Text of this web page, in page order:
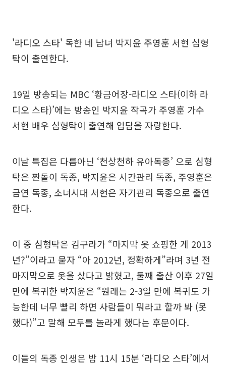
'라디오 스타' 독한 네 남녀 박지윤 주영훈 서현 심형
탁이 출연한다.
19일 방송되는 MBC ‘황금어장-라디오 스타(이하 라
디오 스타)’에는 방송인 박지윤 작곡가 주영훈 가수
서현 배우 심형탁이 출연해 입담을 자랑한다.
이날 특집은 다름아닌 ‘천상천하 유아독종’ 으로 심형
탁은 짠돌이 독종, 박지윤은 시간관리 독종, 주영훈은
금연 독종, 소녀시대 서현은 자기관리 독종으로 출연
한다.
이 중 심형탁은 김구라가 “마지막 옷 쇼핑한 게 2013
년?”이라고 묻자 “아 2012년, 정확하게”라며 3년 전
마지막으로 옷을 샀다고 밝혔고, 둘째 출산 이후 27일
만에 복귀한 박지윤은 “원래는 2-3일 만에 복귀도 가
능한데 너무 빨리 하면 사람들이 뭐라고 할까 봐 (못
했다)”고 말해 모두를 놀라게 했다는 후문이다.
이들의 독종 인생은 밤 11시 15분 ‘라디오 스타’에서